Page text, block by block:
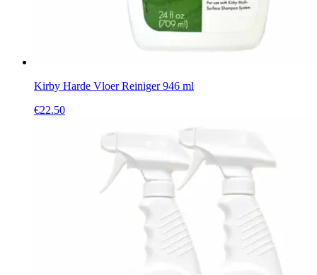
Kirby Harde Vloer Reiniger 946 ml
€22.50